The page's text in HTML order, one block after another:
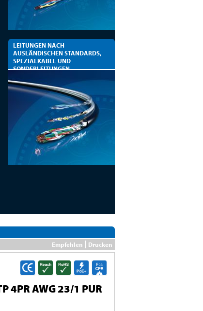
LEITUNGEN NACH
AUSLÄNDISCHEN STANDARDS,
SPEZIALKABEL UND
SONDERLEITUNGEN
Empfehlen
Drucken
4PR AWG 23/1 PUR